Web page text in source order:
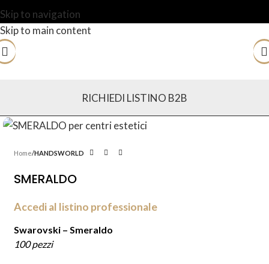
Skip to navigation
Skip to main content
RICHIEDI LISTINO B2B
Home HANDSWORLD
SMERALDO
Accedi al listino professionale
Swarovski – Smeraldo
100 pezzi